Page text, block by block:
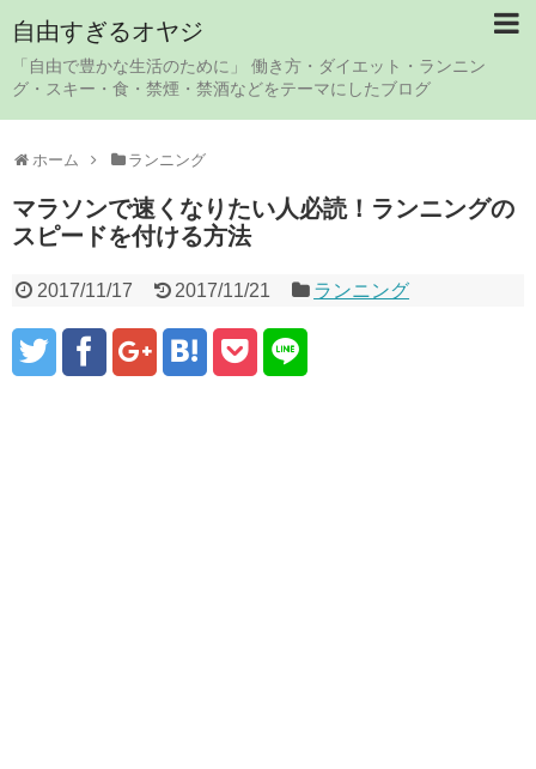
自由すぎるオヤジ
「自由で豊かな生活のために」 働き方・ダイエット・ランニン
グ・スキー・食・禁煙・禁酒などをテーマにしたブログ
ホーム ランニング
マラソンで速くなりたい人必読！ランニングの
スピードを付ける方法
2017/11/17 2017/11/21 ランニング